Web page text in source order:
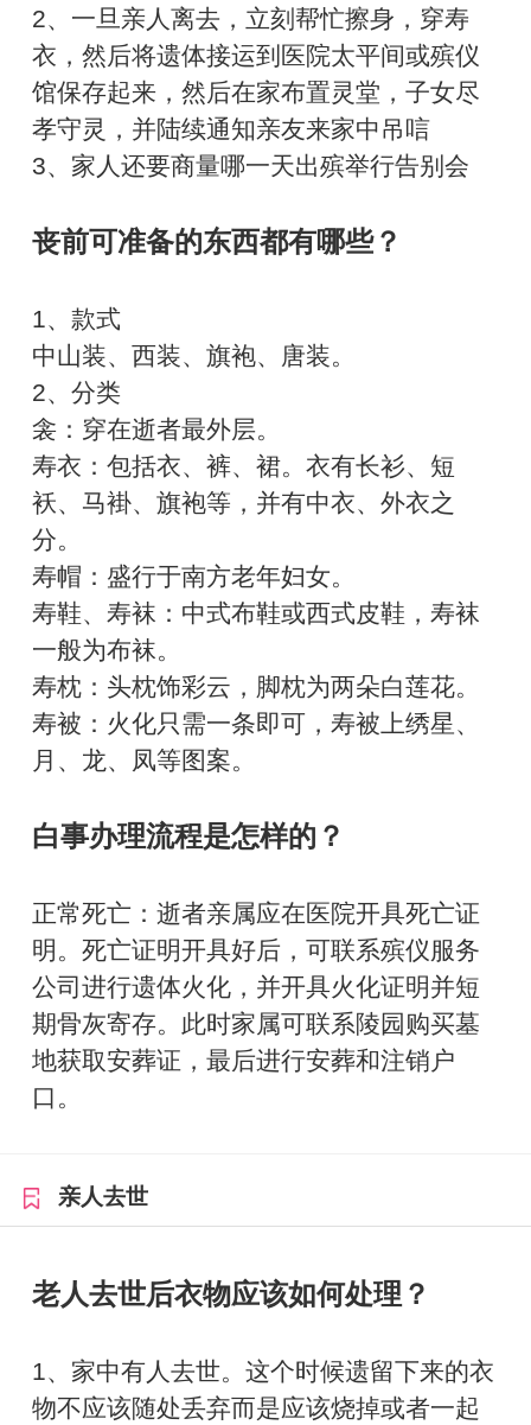
2、一旦亲人离去，立刻帮忙擦身，穿寿
衣，然后将遗体接运到医院太平间或殡仪
馆保存起来，然后在家布置灵堂，子女尽
孝守灵，并陆续通知亲友来家中吊唁
3、家人还要商量哪一天出殡举行告别会
丧前可准备的东西都有哪些？
1、款式
中山装、西装、旗袍、唐装。
2、分类
衾：穿在逝者最外层。
寿衣：包括衣、裤、裙。衣有长衫、短
袄、马褂、旗袍等，并有中衣、外衣之
分。
寿帽：盛行于南方老年妇女。
寿鞋、寿袜：中式布鞋或西式皮鞋，寿袜
一般为布袜。
寿枕：头枕饰彩云，脚枕为两朵白莲花。
寿被：火化只需一条即可，寿被上绣星、
月、龙、凤等图案。
白事办理流程是怎样的？
正常死亡：逝者亲属应在医院开具死亡证
明。死亡证明开具好后，可联系殡仪服务
公司进行遗体火化，并开具火化证明并短
期骨灰寄存。此时家属可联系陵园购买墓
地获取安葬证，最后进行安葬和注销户
口。
亲人去世
老人去世后衣物应该如何处理？
1、家中有人去世。这个时候遗留下来的衣
物不应该随处丢弃而是应该烧掉或者一起